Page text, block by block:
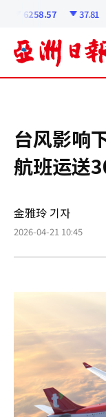
6258.57 37.81
台风影响
航班运送
金雅玲 기자
2026-04-21 10:45